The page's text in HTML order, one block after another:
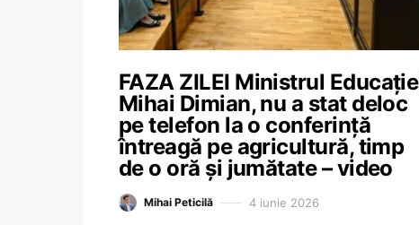
FAZA ZILEI Ministrul
Mihai Dimian, nu a stat deloc
pe telefon la o conferință
întreagă pe agricultură, timp
de o oră și jumătate – video
Mihai Peticilă 4 iunie 2026